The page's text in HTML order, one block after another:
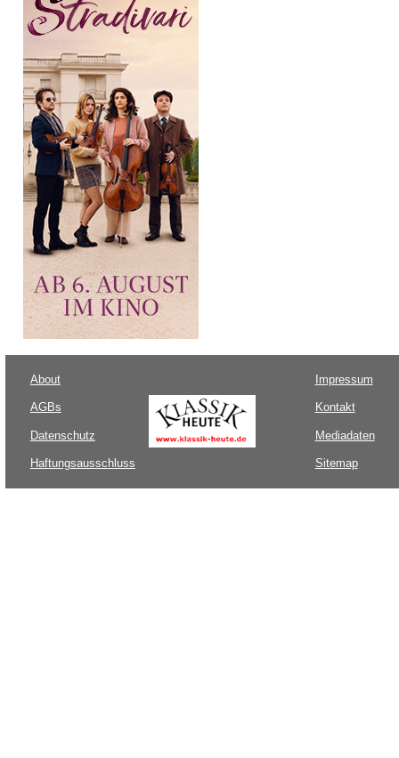
About
AGBs
Datenschutz
Haftungsausschluss
Impressum
Kontakt
Mediadaten
Sitemap